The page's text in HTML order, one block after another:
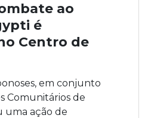
ao
é
Centro de
em conjunto
Comunitários de
uma ação de